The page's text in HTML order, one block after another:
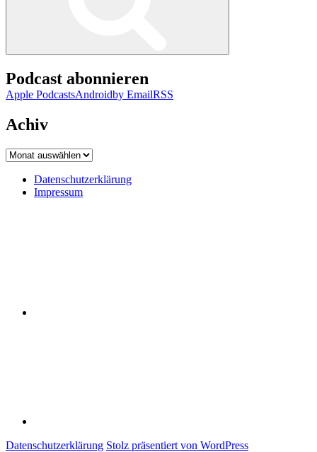
Podcast abonnieren
Apple PodcastsAndroidby EmailRSS
Achiv
Achiv
Datenschutzerklärung
Impressum
Datenschutzerklärung Stolz präsentiert von WordPress